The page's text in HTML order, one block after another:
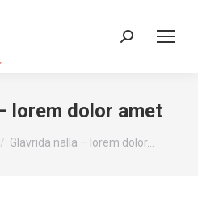
Search:
lorem dolor amet
Glavrida nalla – lorem dolor…